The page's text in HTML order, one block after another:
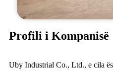
Profili i Kompanisë
Uby Industrial Co., Ltd., e cila